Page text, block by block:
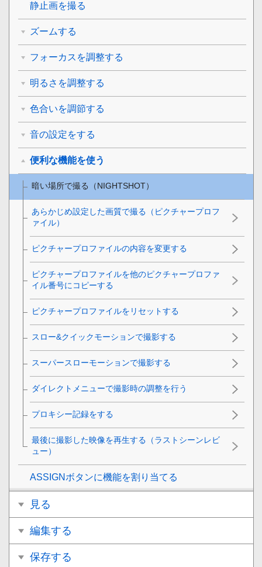
静止画を撮る
ズームする
フォーカスを調整する
明るさを調整する
色合いを調節する
音の設定をする
便利な機能を使う
暗い場所で撮る（NIGHTSHOT）
あらかじめ設定した画質で撮る（ピクチャープロフ
ァイル）
ピクチャープロファイルの内容を変更する
ピクチャープロファイルを他のピクチャープロファ
イル番号にコピーする
ピクチャープロファイルをリセットする
スロー&クイックモーションで撮影する
スーパースローモーションで撮影する
ダイレクトメニューで撮影時の調整を行う
プロキシー記録をする
最後に撮影した映像を再生する（ラストシーンレビ
ュー）
ASSIGNボタンに機能を割り当てる
見る
編集する
保存する